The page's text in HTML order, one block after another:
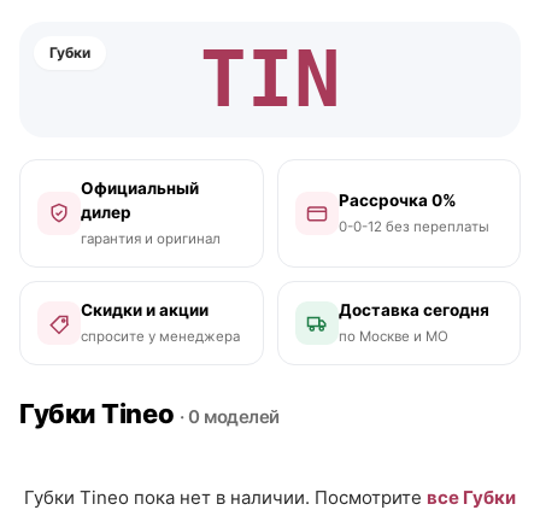
Губки TIN
Официальный
дилер
гарантия и оригинал
Рассрочка 0%
0-0-12 без переплаты
Скидки и акции
спросите у менеджера
Доставка сегодня
по Москве и МО
Губки Tineo · 0 моделей
Губки Tineo пока нет в наличии. Посмотрите все Губки